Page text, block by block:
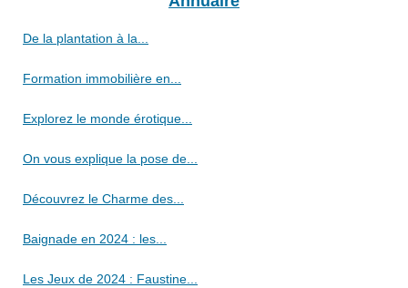
De la plantation à la...
Formation immobilière en...
Explorez le monde érotique...
On vous explique la pose de...
Découvrez le Charme des...
Baignade en 2024 : les...
Les Jeux de 2024 : Faustine...